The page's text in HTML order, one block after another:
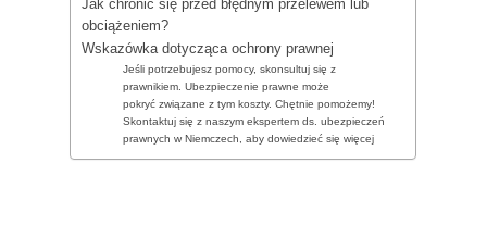
Jak chronić się przed błędnym przelewem lub
obciążeniem?
Wskazówka dotycząca ochrony prawnej
Jeśli potrzebujesz pomocy, skonsultuj się z
prawnikiem. Ubezpieczenie prawne może
pokryć związane z tym koszty. Chętnie pomożemy!
Skontaktuj się z naszym ekspertem ds. ubezpieczeń
prawnych w Niemczech, aby dowiedzieć się więcej